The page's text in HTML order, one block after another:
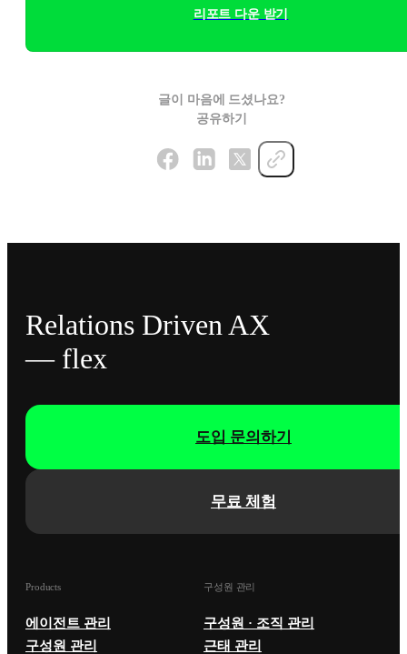
리포트 다운 받기
글이 마음에 드셨나요?
공유하기
Relations Driven AX
— flex
무료 체험
도입 문의하기
Products
에이전트 관리
구성원 관리
구성원 관리
구성원 · 조직 관리
근태 관리